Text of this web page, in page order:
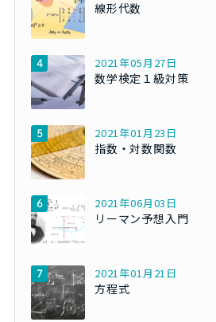
線形代数
2021年05月27日
数学検定１級対策
2021年01月23日
指数・対数関数
2021年06月03日
リーマン予想入門
2021年01月21日
方程式